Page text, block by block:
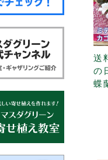
送
の
蝶